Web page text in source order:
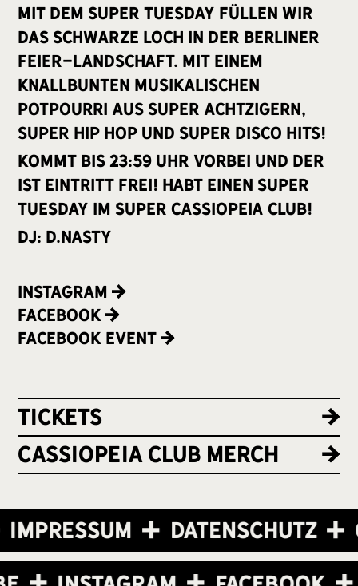
Mit dem Super Tuesday füllen wir
das schwarze Loch in der Berliner
Feier-Landschaft. Mit einem
knallbunten musikalischen
Potpourri aus Super Achtzigern,
Super Hip Hop und Super Disco Hits!
Kommt bis 23:59 Uhr vorbei und der
ist Eintritt frei! Habt einen Super
Tuesday im Super cassiopeia Club!
DJ: D.Nasty
Instagram
Facebook
Facebook Event
Tickets
cassiopeia club merch
Impressum Datenschutz